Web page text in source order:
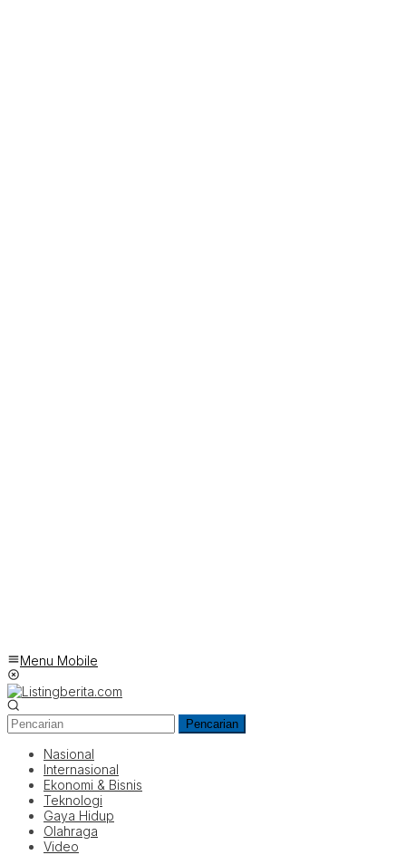
Menu Mobile
Pencarian
Nasional
Internasional
Ekonomi & Bisnis
Teknologi
Gaya Hidup
Olahraga
Video